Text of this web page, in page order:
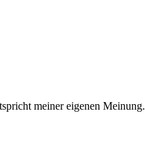
meiner eigenen Meinung.